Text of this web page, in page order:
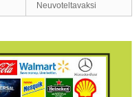
Neuvoteltavaksi